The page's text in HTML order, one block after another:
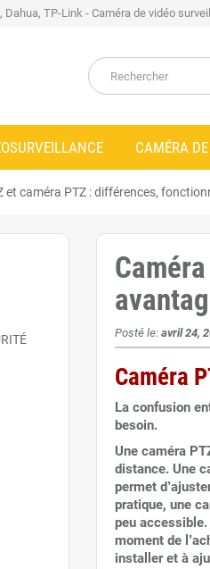
TP-Link - Caméra de vidéo
CAMÉRA
et caméra PTZ : différences,
Posté le: avril 24,
Caméra
La confusion
besoin.
Une caméra
distance. Une
permet
pratique, une
peu
moment de
installer et à